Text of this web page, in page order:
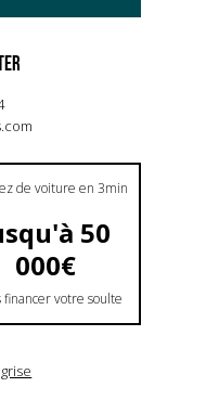
de voiture en 3min
50
000€
financer votre soulte